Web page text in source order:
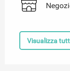
Visualizza